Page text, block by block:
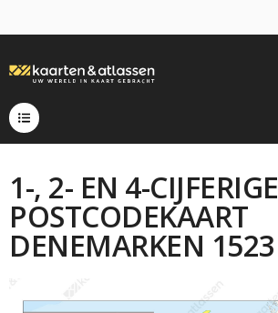
1-, 2- EN 4-CIJFERIGE
POSTCODEKAART
DENEMARKEN 1523